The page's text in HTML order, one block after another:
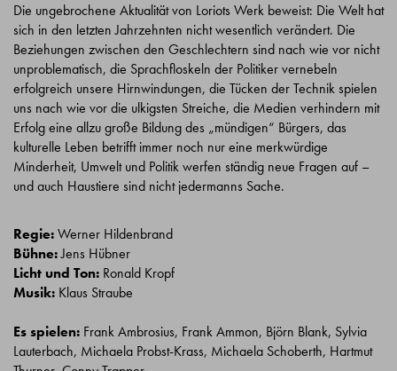
Die ungebrochene Aktualität von Loriots Werk beweist: Die Welt hat
sich in den letzten Jahrzehnten nicht wesentlich verändert. Die
Beziehungen zwischen den Geschlechtern sind nach wie vor nicht
unproblematisch, die Sprachfloskeln der Politiker vernebeln
erfolgreich unsere Hirnwindungen, die Tücken der Technik spielen
uns nach wie vor die ulkigsten Streiche, die Medien verhindern mit
Erfolg eine allzu große Bildung des „mündigen“ Bürgers, das
kulturelle Leben betrifft immer noch nur eine merkwürdige
Minderheit, Umwelt und Politik werfen ständig neue Fragen auf –
und auch Haustiere sind nicht jedermanns Sache.
Regie:Werner Hildenbrand
Bühne:Jens Hübner
Licht und Ton: Ronald Kropf
Musik: Klaus Straube
Es spielen: Frank Ambrosius, Frank Ammon, Björn Blank, Sylvia
Lauterbach, Michaela Probst-Krass, Michaela Schoberth, Hartmut